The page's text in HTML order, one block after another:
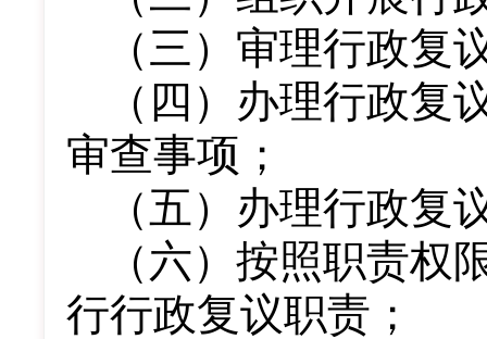
（三）审理行政复
（四）办理行政复
审查事项；
（五）办理行政复
（六）按照职责权
行行政复议职责；